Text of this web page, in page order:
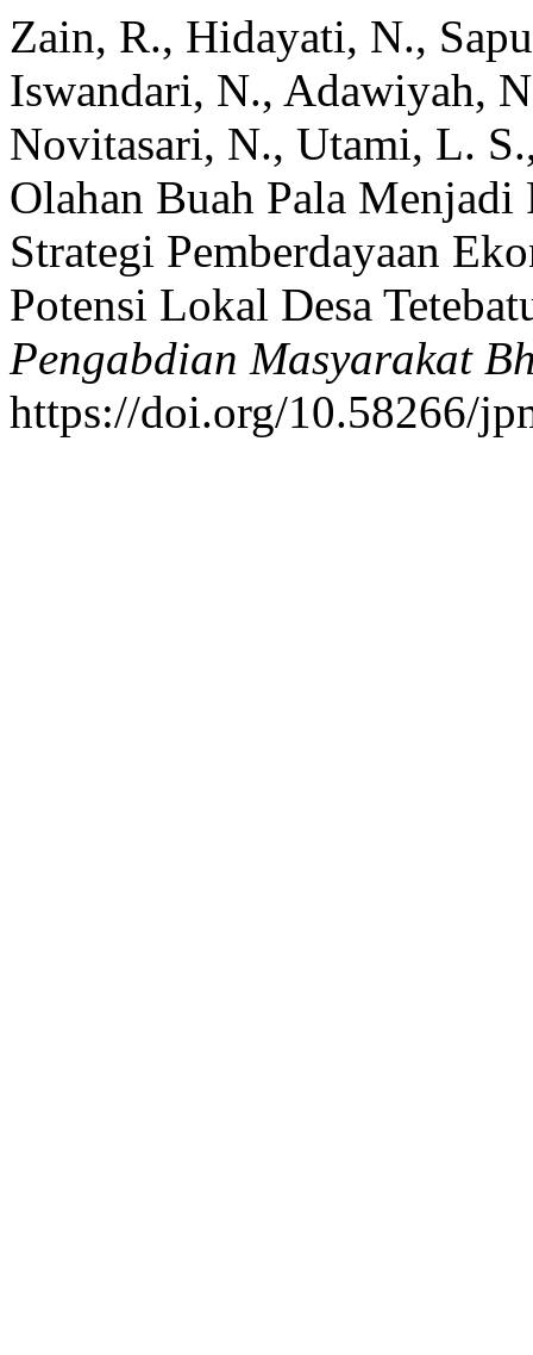
Zain, R., Hidayati, N.,
Iswandari, N., Adawiyah,
Novitasari, N., Utami, L.
Olahan Buah Pala
Strategi Pemberdayaan
Potensi Lokal Desa
Pengabdian Masyarakat
https://doi.org/10.58266/